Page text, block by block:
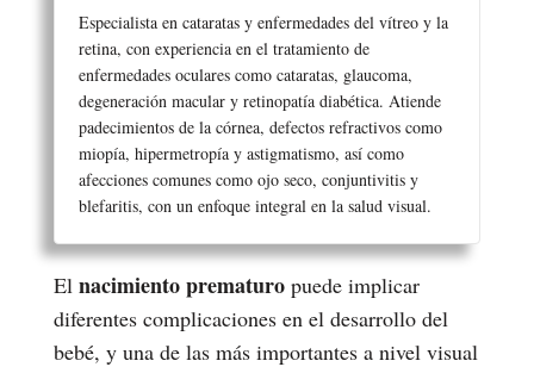
Especialista en cataratas y enfermedades del vítreo y la
retina, con experiencia en el tratamiento de
enfermedades oculares como cataratas, glaucoma,
degeneración macular y retinopatía diabética. Atiende
padecimientos de la córnea, defectos refractivos como
miopía, hipermetropía y astigmatismo, así como
afecciones comunes como ojo seco, conjuntivitis y
blefaritis, con un enfoque integral en la salud visual.
Elnacimiento prematuropuede implicar
diferentes complicaciones en el desarrollo del
bebé, y una de las más importantes a nivel visual